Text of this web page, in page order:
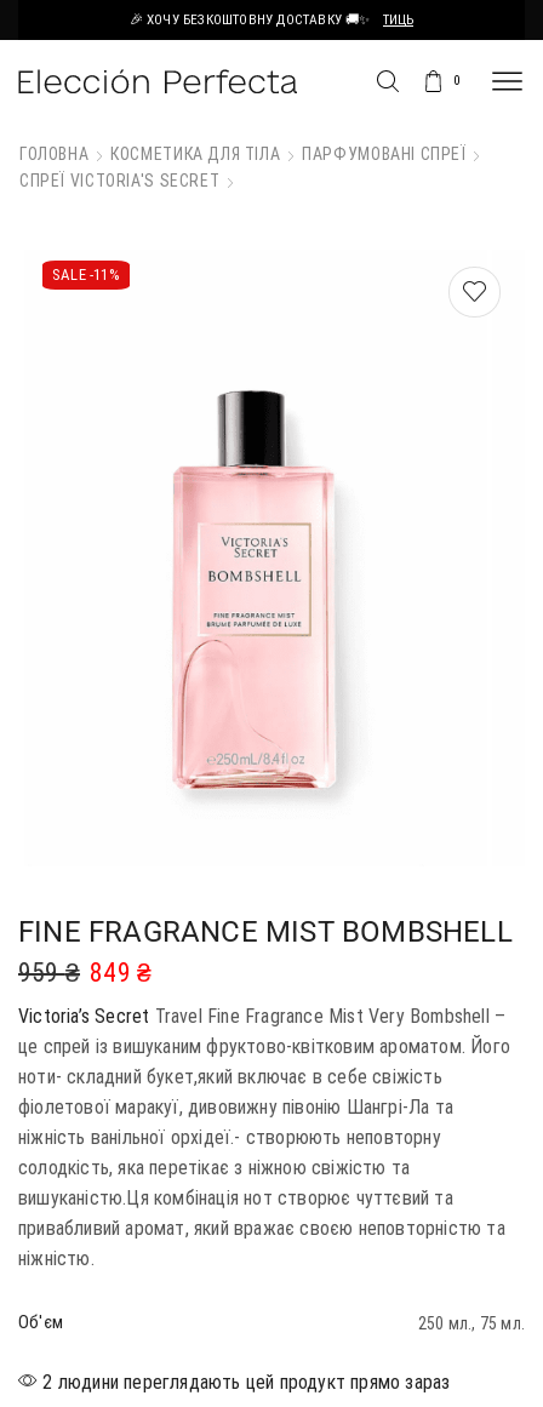
🎉 ХОЧУ БЕЗКОШТОВНУ ДОСТАВКУ 🚚✨ ТИЦЬ
0
ГОЛОВНА КОСМЕТИКА ДЛЯ ТІЛА
ПАРФУМОВАНІ СПРЕЇ
СПРЕЇ VICTORIA'S SECRET
SALE -11%
FINE FRAGRANCE MIST BOMBSHELL
959₴ 849₴
Victoria’s Secret Travel Fine Fragrance Mist Very Bombshell –
це спрей із вишуканим фруктово-квітковим ароматом. Його
ноти- складний букет,який включає в себе свіжість
фіолетової маракуї, дивовижну півонію Шангрі-Ла та
ніжність ванільної орхідеї.- створюють неповторну
солодкість, яка перетікає з ніжною свіжістю та
вишуканістю.Ця комбінація нот створює чуттєвий та
привабливий аромат, який вражає своєю неповторністю та
ніжністю.
Об'єм 250 мл., 75 мл.
2 людини переглядають цей продукт прямо зараз